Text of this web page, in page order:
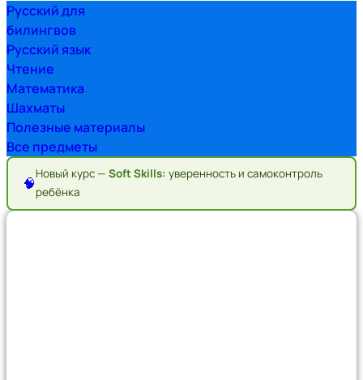
Русский для
билингвов
Русский язык
Чтение
Математика
Шахматы
Полезные материалы
Все предметы
🧠
Новый курс — Soft Skills: уверенность и самоконтроль
ребёнка